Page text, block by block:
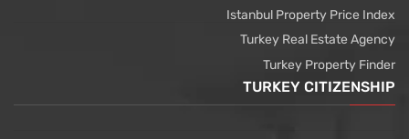
Istanbul Property Price Index
Turkey Real Estate Agency
Turkey Property Finder
TURKEY CITIZENSHIP